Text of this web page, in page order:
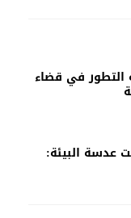
في قضاء
عدسة البيئة: